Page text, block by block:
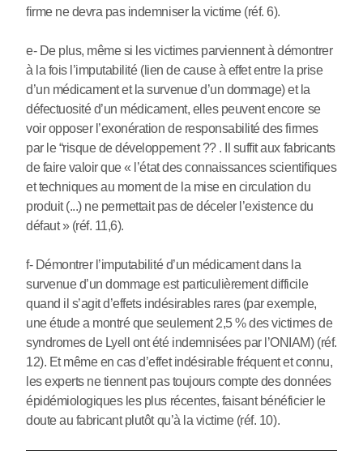
firme ne devra pas indemniser la victime (réf. 6).
e- De plus, même si les victimes parviennent à démontrer
à la fois l’imputabilité (lien de cause à effet entre la prise
d’un médicament et la survenue d’un dommage) et la
défectuosité d’un médicament, elles peuvent encore se
voir opposer l’exonération de responsabilité des firmes
par le “risque de développement ?? . Il suffit aux fabricants
de faire valoir que « l’état des connaissances scientifiques
et techniques au moment de la mise en circulation du
produit (...) ne permettait pas de déceler l’existence du
défaut » (réf. 11,6).
f- Démontrer l’imputabilité d’un médicament dans la
survenue d’un dommage est particulièrement difficile
quand il s’agit d’effets indésirables rares (par exemple,
une étude a montré que seulement 2,5 % des victimes de
syndromes de Lyell ont été indemnisées par l’ONIAM) (réf.
12). Et même en cas d’effet indésirable fréquent et connu,
les experts ne tiennent pas toujours compte des données
épidémiologiques les plus récentes, faisant bénéficier le
doute au fabricant plutôt qu’à la victime (réf. 10).